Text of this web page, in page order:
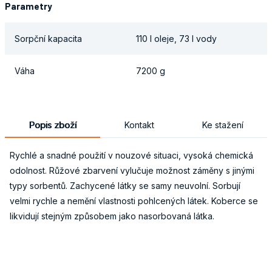
Parametry
Sorpční kapacita 110 l oleje, 73 l vody
Váha 7200 g
Popis zboží Kontakt Ke stažení
Rychlé a snadné použití v nouzové situaci, vysoká chemická
odolnost. Růžové zbarvení vylučuje možnost záměny s jinými
typy sorbentů. Zachycené látky se samy neuvolní. Sorbují
velmi rychle a nemění vlastnosti pohlcených látek. Koberce se
likvidují stejným způsobem jako nasorbovaná látka.